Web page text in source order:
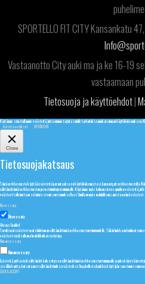
SPORTELLO FIT CITY Kansankatu
Vastaanotto City auki ma ja ke 16-19
vastaamaan
Tietosuoja ja käyttöehdot|
Käytämme sivustollamme evästeitä, jotta voimme tarjota sinulle tarkoituksenmukaisimman käyttökokemuksen.
Evästeasetukset
HYVÄKSYN
Close
Tietosuojakatsaus
Tämä verkkosivusto käyttää evästeitä parantaakseen käyttökokemustasi, kun navigoit
välttämättömiä verkkosivuston perustoimintojen toiminnalle. Käytämme myös kolmansien osapuolien evästeitä,
evästeet tallennetaan selaimeesi vain suostumuksellasi. Sinulla on myös mahdollisuus poistaa nämä
Necessary
Necessary
Always Enabled
Tarvittavat evästeet ovat ehdottoman välttämättömiä verkkosivuston toimivuudelle. Tähän luokkaan kuuluvat
evästeet eivät tallenna henkilökohtaisia tietoja.
Non-necessary
Non-necessary
Evästeitä, jotka eivät välttämättä ole erityisen välttämättömiä verkkosivuston toiminnalle ja joita käytetään
sisällön kautta, kutsutaan ei-välttämättömiksi evästeiksi. On pakollista hankkia käyttäjän suostumus ennen
SAVE & ACCEPT